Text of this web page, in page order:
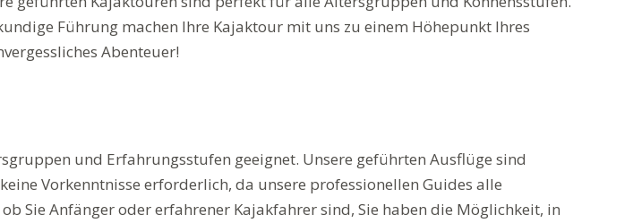
Führung machen Ihre Kajaktour mit uns zu einem Höhepunkt Ihres
Abenteuer!
und Erfahrungsstufen geeignet. Unsere geführten Ausflüge sind
Vorkenntnisse erforderlich, da unsere professionellen Guides alle
Sie Anfänger oder erfahrener Kajakfahrer sind, Sie haben die Möglichkeit, in